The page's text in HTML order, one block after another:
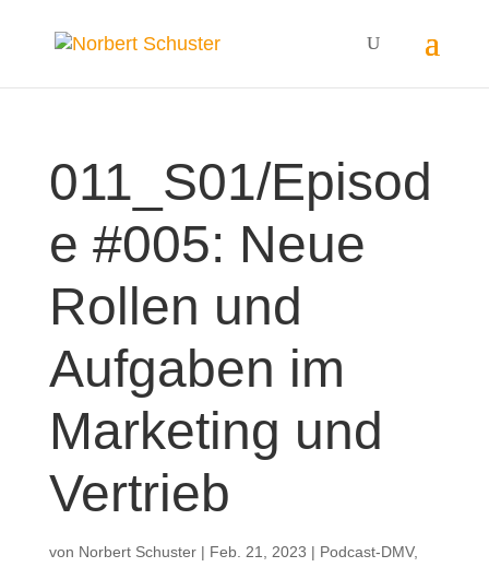
011_S01/Episod
e #005: Neue
Rollen und
Aufgaben im
Marketing und
Vertrieb
von Norbert Schuster| Feb. 21, 2023 | Podcast-DMV,